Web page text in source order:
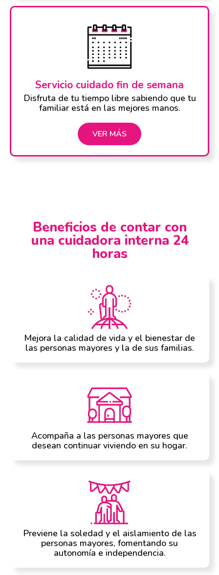
Servicio cuidado fin de semana
Disfruta de tu tiempo libre sabiendo que tu
familiar está en las mejores manos.
VER MÁS
Beneficios de contar con
una cuidadora interna 24
horas
Mejora la calidad de vida y el bienestar de
las personas mayores y la de sus familias.
Acompaña a las personas mayores que
desean continuar viviendo en su hogar.
Previene la soledad y el aislamiento de las
personas mayores, fomentando su
autonomía e independencia.